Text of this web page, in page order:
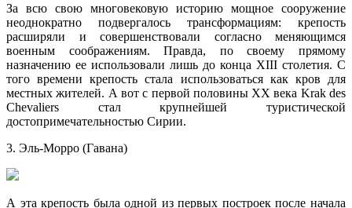
За всю свою многовековую историю мощное сооружение
неоднократно подвергалось трансформациям: крепость
расширяли и совершенствовали согласно меняющимся
военным соображениям. Правда, по своему прямому
назначению ее использовали лишь до конца XIII столетия. С
того времени крепость стала использоваться как кров для
местных жителей. А вот с первой половины XX века Krak des
Chevaliers стал крупнейшей туристической
достопримечательностью Сирии.
3. Эль-Морро (Гавана)
А эта крепость была одной из первых построек после начала